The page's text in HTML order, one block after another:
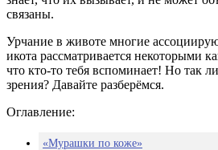
связаны.
Урчание в животе многие
икота рассматривается некоторыми
что кто-то тебя вспоминает! Но так
зрения? Давайте разберёмся.
Оглавление:
«Мурашки по коже»